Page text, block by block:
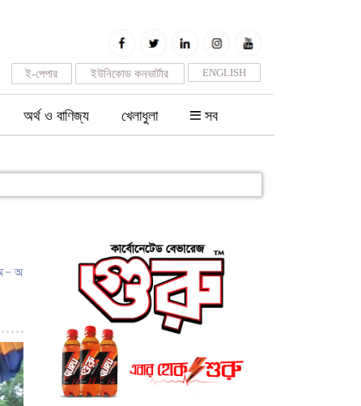
ENGLISH
ইউনিকোড কনভার্টার
ই-পেপার
অর্থ ও বাণিজ্য খেলাধুলা সব